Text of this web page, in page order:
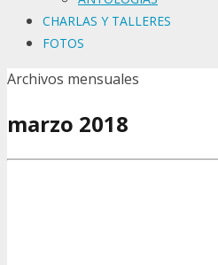
CHARLAS Y TALLERES
FOTOS
Archivos mensuales
marzo 2018